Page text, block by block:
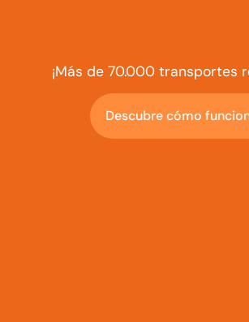
¡Más de 70.000 transportes
Descubre cómo